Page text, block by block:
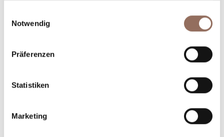
Notwendig
Präferenzen
Statistiken
Marketing
Unterkünfte
Essen und